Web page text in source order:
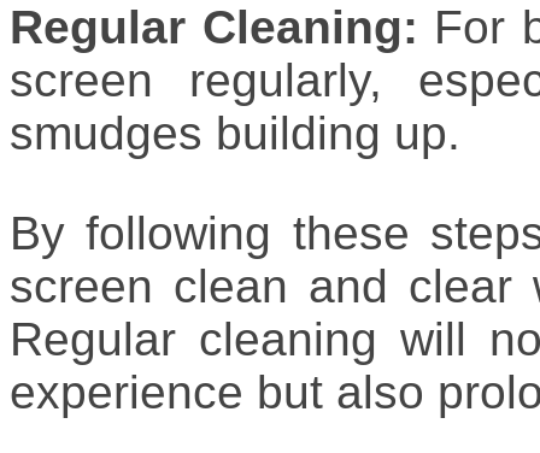
Regular Cleaning: For
screen regularly,
smudges building up.
By following these
screen clean and clear
Regular cleaning will
experience but also